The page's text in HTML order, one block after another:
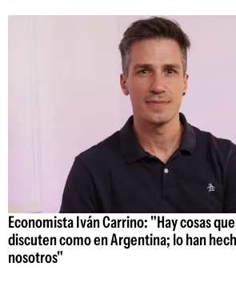
Economista Iván Carrino: "Hay cosas
discuten como en Argentina; lo han
nosotros"